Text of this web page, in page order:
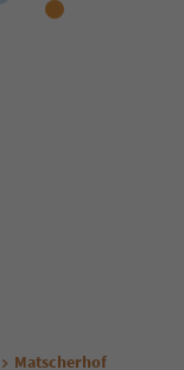
Matscherhof